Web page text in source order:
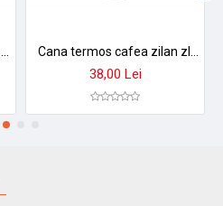
38,00 Lei